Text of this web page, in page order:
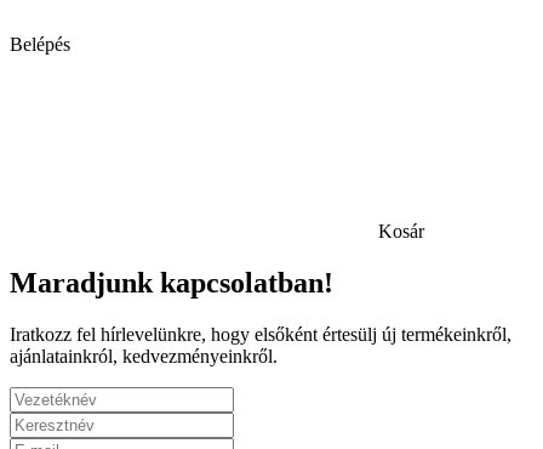
Belépés
Kosár
Maradjunk kapcsolatban!
Iratkozz fel hírlevelünkre, hogy elsőként értesülj új termékeinkről,
ajánlatainkról, kedvezményeinkről.